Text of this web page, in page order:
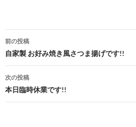
投
稿
ナ
ビ
ゲ
前の投稿
自家製 お好み焼き風さつま揚げです!!
次の投稿
本日臨時休業です!!